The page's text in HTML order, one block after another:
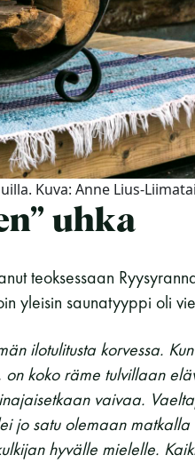
Kuva: Anne Lius-
uhka
teoksessaan
yleisin saunatyyppi oli
ilotulitusta korvessa.
on koko räme tulvillaan
vaivaa.
jo satu olemaan
hyvälle mielelle.